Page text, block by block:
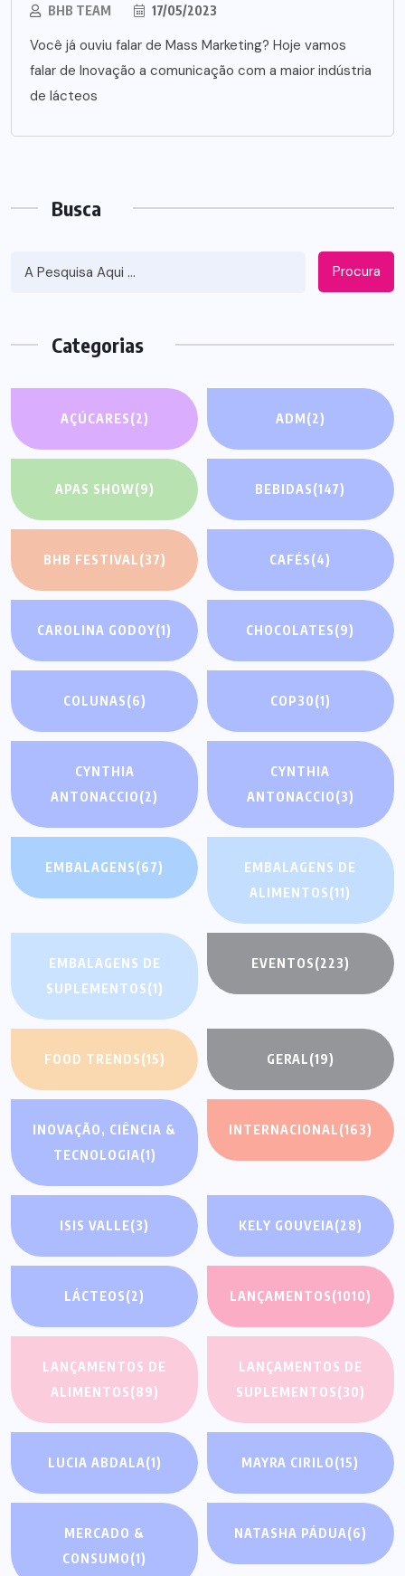
BHB TEAM 17/05/2023
Você já ouviu falar de Mass Marketing? Hoje vamos
falar de Inovação a comunicação com a maior indústria
de lácteos
Busca
Procura
Categorias
AÇÚCARES(2) ADM(2)
APAS SHOW(9) BEBIDAS(147)
BHB FESTIVAL(37) CAFÉS(4)
CAROLINA GODOY(1) CHOCOLATES(9)
COLUNAS(6) COP30(1)
CYNTHIA
ANTONACCIO(2)
CYNTHIA
ANTONACCIO(3)
EMBALAGENS(67)
EMBALAGENS DE
ALIMENTOS(11)
EMBALAGENS DE
SUPLEMENTOS(1)
EVENTOS(223)
FOOD TRENDS(15) GERAL(19)
INOVAÇÃO, CIÊNCIA &
TECNOLOGIA(1)
INTERNACIONAL(163)
ISIS VALLE(3) KELY GOUVEIA(28)
LÁCTEOS(2) LANÇAMENTOS(1010)
LANÇAMENTOS DE
ALIMENTOS(89)
LANÇAMENTOS DE
SUPLEMENTOS(30)
LUCIA ABDALA(1) MAYRA CIRILO(15)
MERCADO &
CONSUMO(1)
NATASHA PÁDUA(6)